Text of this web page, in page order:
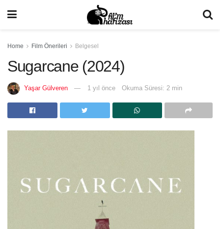
Home Film Önerileri Belgesel
Sugarcane (2024)
Yaşar Gülveren 1 yıl önce Okuma Süresi: 2 min